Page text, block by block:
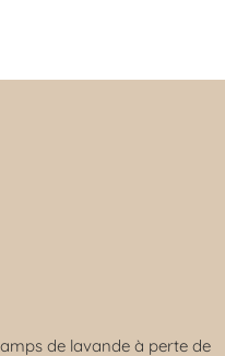
de lavande à perte de